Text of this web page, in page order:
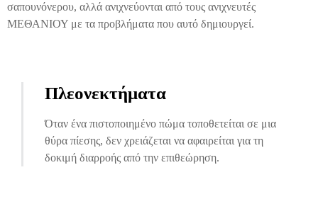
σαπουνόνερου, αλλά ανιχνεύονται από τους ανιχνευτές
ΜΕΘΑΝΙΟΥ με τα προβλήματα που αυτό δημιουργεί.
Πλεονεκτήματα
Όταν ένα πιστοποιημένο πώμα τοποθετείται σε μια
θύρα πίεσης, δεν χρειάζεται να αφαιρείται για τη
δοκιμή διαρροής από την επιθεώρηση.